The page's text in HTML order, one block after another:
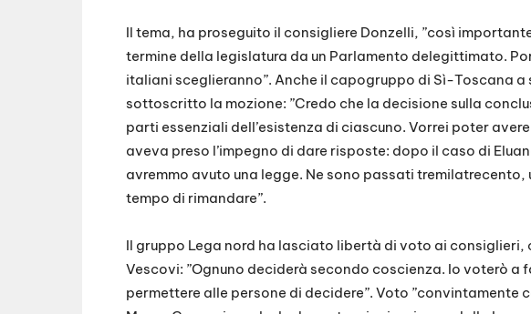
Il tema, ha proseguito il consigliere Donzelli, ”così
termine della legislatura da un Parlamento delegittimato.
italiani sceglieranno”. Anche il capogruppo di Sì-Toscana
sottoscritto la mozione: ”Credo che la decisione sulla
parti essenziali dell’esistenza di ciascuno. Vorrei poter
aveva preso l’impegno di dare risposte: dopo il caso di
avremmo avuto una legge. Ne sono passati
tempo di rimandare”.
Il gruppo Lega nord ha lasciato libertà di voto ai consiglieri,
Vescovi: ”Ognuno deciderà secondo coscienza. Io voterò a
permettere alle persone di decidere”. Voto ”convintamente